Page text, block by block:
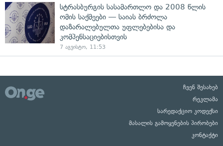
სტრასბურგის სასამართლო და 2008 წლის
ომის საქმეები — საიას ბრძოლა
დაზარალებულთა უფლებებისა და
კომპენსაციებისთვის
7 აგვისტო, 11:53
ჩვენ შესახებ
რეკლამა
სარედაქციო კოდექსი
მასალის გამოყენების პირობები
კონტაქტი